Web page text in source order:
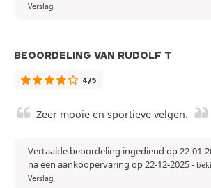
Verslag
BEOORDELING VAN RUDOLF T
4/5
Zeer mooie en sportieve velgen.
Vertaalde beoordeling ingediend op 22-01-
na een aankoopervaring op 22-12-2025-
Verslag